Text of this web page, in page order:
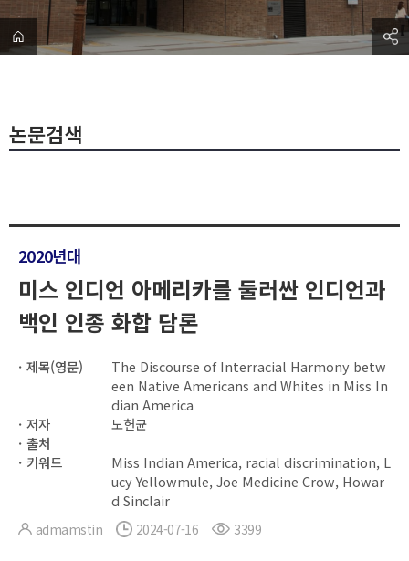
논문검색
2020년대
미스 인디언 아메리카를 둘러싼 인디언과
백인 인종 화합 담론
제목(영문)
The Discourse of Interracial Harmony betw
een Native Americans and Whites in Miss In
dian America
저자
노헌균
출처
키워드
Miss Indian America, racial discrimination, L
ucy Yellowmule, Joe Medicine Crow, Howar
d Sinclair
admamstin 2024-07-16 3399